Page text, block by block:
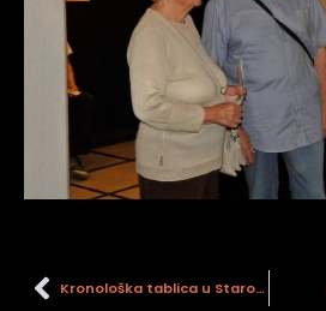
Kronološka tablica u Starom gradu